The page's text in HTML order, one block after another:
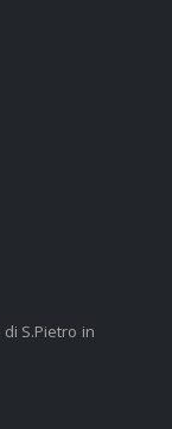
S.Pietro in